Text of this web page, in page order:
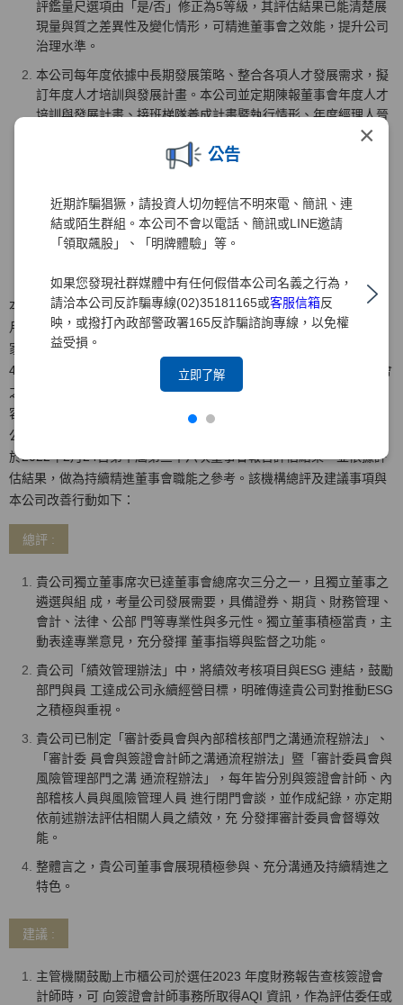
×
公告
近期詐騙猖獗，請投資人切勿輕信不明來電、簡訊、連
結或陌生群組。本公司不會以電話、簡訊或LINE邀請
「領取飆股」、「明牌體驗」等。
如果您發現社群媒體中有任何假借本公司名義之行為，
請洽本公司反詐騙專線(02)35181165或客服信箱反
映，或撥打內政部警政署165反詐騙諮詢專線，以免權
益受損。
立即了解
評鑑量尺選項由「是/否」修正為5等級，其評估結果已能清楚展
現量與質之差異性及變化情形，可精進董事會之效能，提升公司
治理水準。
本公司每年度依據中長期發展策略、整合各項人才發展需求，擬
訂年度人才培訓與發展計畫。本公司並定期陳報董事會年度人才
培訓與發展計畫、接班梯隊養成計畫暨執行情形、年度經理人晉
升暨調薪等，使董事會能夠確實掌握公司重要管理階層之接班規
關部門已建立即時提報董事會及向獨立董事說明之機制，使董事
會及獨立董事均能掌握市場變化及提供建議與指導。
本公司於2021年底委託「社團法人中華公司治理協會」就2020年10
月1日~2021年9月30日期間進行董事會效能評估，該機構委派評估專
家二位分別就1.董事會之組成、 2.董事會之指導、3.董事會之授權、
4.董事會之監督、5.董事會之溝通、6.內部控制及風險管理、7.董事會
之自律、8.其他如董事會會議、支援系統等8大項構面二十題指標內
容，以問卷及實地訪評方式評估董事會效能。該機構及執行專家與本
公司無業務往來具備獨立性，並於2021/11/29提出評估報告。本公司
於2022年2月24日第十屆第三十六次董事會報告評估結果，並依據評
估結果，做為持續精進董事會職能之參考。該機構總評及建議事項與
本公司改善行動如下：
總評 :
貴公司獨立董事席次已達董事會總席次三分之一，且獨立董事之
遴選與組 成，考量公司發展需要，具備證券、期貨、財務管理、
會計、法律、公部 門等專業性與多元性。獨立董事積極當責，主
動表達專業意見，充分發揮 董事指導與監督之功能。
貴公司「績效管理辦法」中，將績效考核項目與ESG 連結，鼓勵
部門與員 工達成公司永續經營目標，明確傳達貴公司對推動ESG
之積極與重視。
貴公司已制定「審計委員會與內部稽核部門之溝通流程辦法」、
「審計委 員會與簽證會計師之溝通流程辦法」暨「審計委員會與
風險管理部門之溝 通流程辦法」，每年皆分別與簽證會計師、內
部稽核人員與風險管理人員 進行閉門會談，並作成紀錄，亦定期
依前述辦法評估相關人員之績效，充 分發揮審計委員會督導效
能。
整體言之，貴公司董事會展現積極參與、充分溝通及持續精進之
特色。
建議 :
主管機關鼓勵上市櫃公司於選任2023 年度財務報告查核簽證會
計師時，可 向簽證會計師事務所取得AQI 資訊，作為評估委任或